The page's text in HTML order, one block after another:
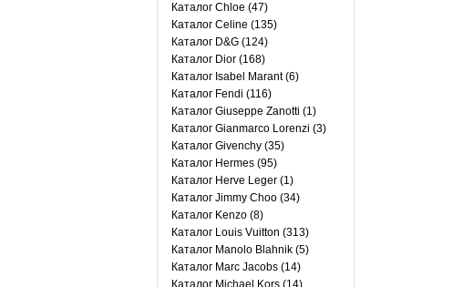
Каталог Chloe (47)
Каталог Celine (135)
Каталог D&G (124)
Каталог Dior (168)
Каталог Isabel Marant (6)
Каталог Fendi (116)
Каталог Giuseppe Zanotti (1)
Каталог Gianmarco Lorenzi (3)
Каталог Givenchy (35)
Каталог Hermes (95)
Каталог Herve Leger (1)
Каталог Jimmy Choo (34)
Каталог Kenzo (8)
Каталог Louis Vuitton (313)
Каталог Manolo Blahnik (5)
Каталог Marc Jacobs (14)
Каталог Michael Kors (14)